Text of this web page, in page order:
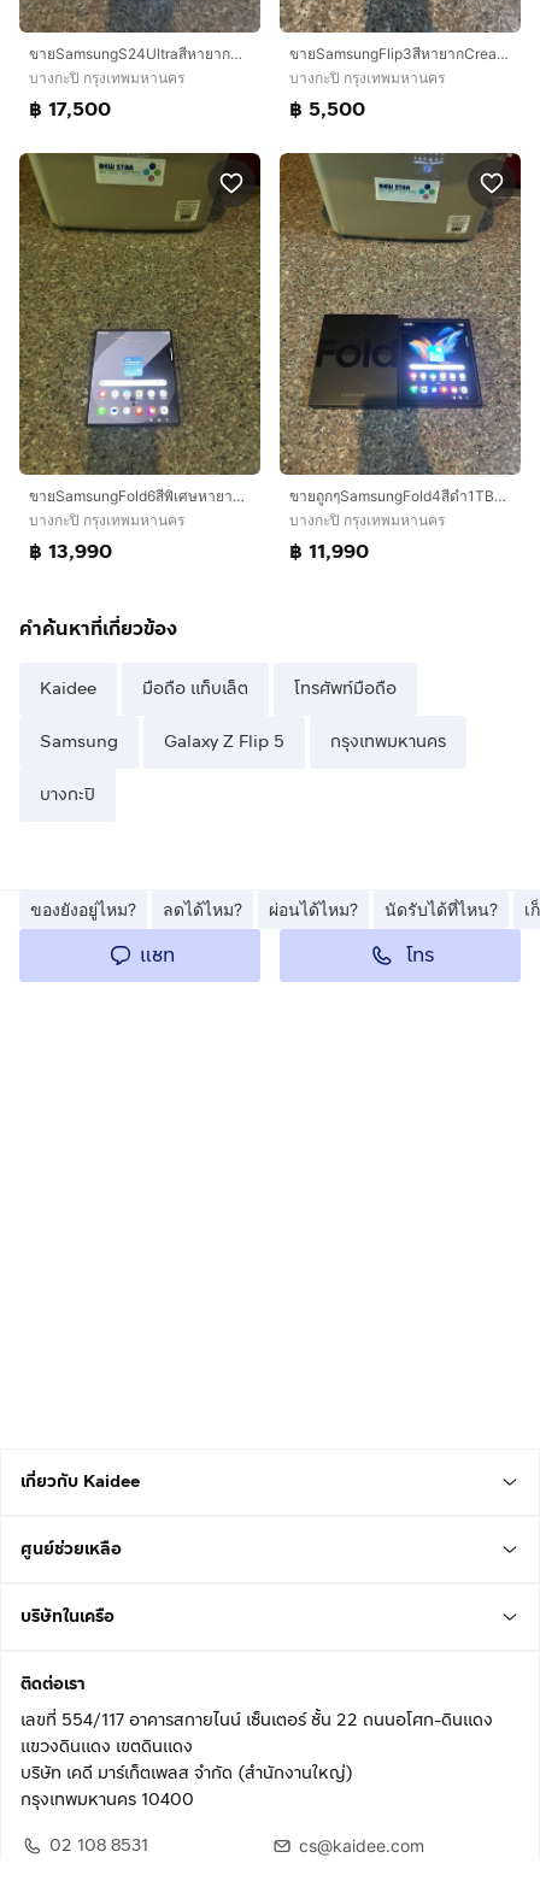
ขายSamsungS24UltraสีหายากTitanuim BlackและViloet 256กิ๊กมีกล่องจอสวยกริปไม่มีจุดไม่มีเส้นหายากสภาพนี้ใช้งานดีสวยๆถูกๆ
บางกะปิ กรุงเทพมหานคร
฿ 17,500
ขายSamsungFlip3สีหายากCream128กิ๊กมีกล่องจอไม่มีจุดไม่มีเส้นไร้รอยถูกๆใช้งานดีถูกๆ
บางกะปิ กรุงเทพมหานคร
฿ 5,500
ขายSamsungFold6สีพิเศษหายากCrafted Black256กิ๊กใช้งานดีสภาพสวยๆถูกมากกๆๆ
บางกะปิ กรุงเทพมหานคร
฿ 13,990
ขายถูกๆSamsungFold4สีดำ1TBมีกล่องจอกางสุดสภาพนี้หายากมากๆสูนTrueใช้งานดีถูกมากกก
บางกะปิ กรุงเทพมหานคร
฿ 11,990
คำค้นหาที่เกี่ยวข้อง
Kaidee มือถือ แท็บเล็ต โทรศัพท์มือถือ
Samsung Galaxy Z Flip 5 กรุงเทพมหานคร
บางกะปิ
ของยังอยู่ไหม? ลดได้ไหม? ผ่อนได้ไหม? นัดรับได้ที่ไหน? เ
แชท โทร
เกี่ยวกับ Kaidee
ศูนย์ช่วยเหลือ
บริษัทในเครือ
ติดต่อเรา
เลขที่ 554/117 อาคารสกายไนน์ เซ็นเตอร์ ชั้น 22 ถนนอโศก-ดินแดง
แขวงดินแดง เขตดินแดง
บริษัท เคดี มาร์เก็ตเพลส จำกัด (สำนักงานใหญ่)
กรุงเทพมหานคร 10400
02 108 8531
cs@kaidee.com